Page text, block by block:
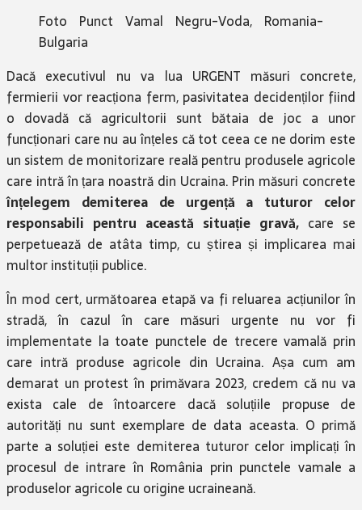
Foto Punct Vamal Negru-Voda, Romania-
Bulgaria
Dacă executivul nu va lua URGENT măsuri concrete,
fermierii vor reacționa ferm, pasivitatea decidenților fiind
o dovadă că agricultorii sunt bătaia de joc a unor
funcționari care nu au înțeles că tot ceea ce ne dorim este
un sistem de monitorizare reală pentru produsele agricole
care intră în țara noastră din Ucraina. Prin măsuri concrete
înțelegem demiterea de urgență a tuturor celor
responsabili pentru această situație gravă, care se
perpetuează de atâta timp, cu știrea și implicarea mai
multor instituții publice.
În mod cert, următoarea etapă va fi reluarea acțiunilor în
stradă, în cazul în care măsuri urgente nu vor fi
implementate la toate punctele de trecere vamală prin
care intră produse agricole din Ucraina. Așa cum am
demarat un protest în primăvara 2023, credem că nu va
exista cale de întoarcere dacă soluțiile propuse de
autorități nu sunt exemplare de data aceasta. O primă
parte a soluției este demiterea tuturor celor implicați în
procesul de intrare în România prin punctele vamale a
produselor agricole cu origine ucraineană.